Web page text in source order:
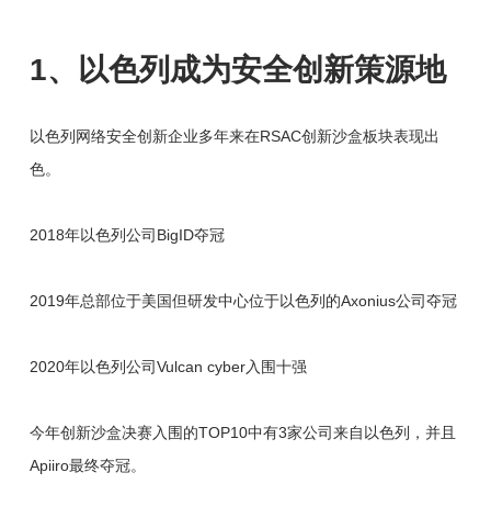
1、以色列成为安全创新策源地
以色列网络安全创新企业多年来在RSAC创新沙盒板块表现出
色。
2018年以色列公司BigID夺冠
2019年总部位于美国但研发中心位于以色列的Axonius公司夺冠
2020年以色列公司Vulcan cyber入围十强
今年创新沙盒决赛入围的TOP10中有3家公司来自以色列，并且
Apiiro最终夺冠。